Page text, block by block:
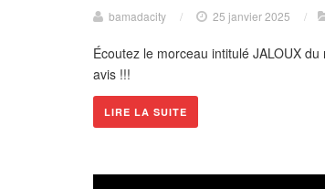
bamadacity / 25 janvier 2025 /
Écoutez le morceau intitulé JALOUX
avis !!!
LIRE LA SUITE